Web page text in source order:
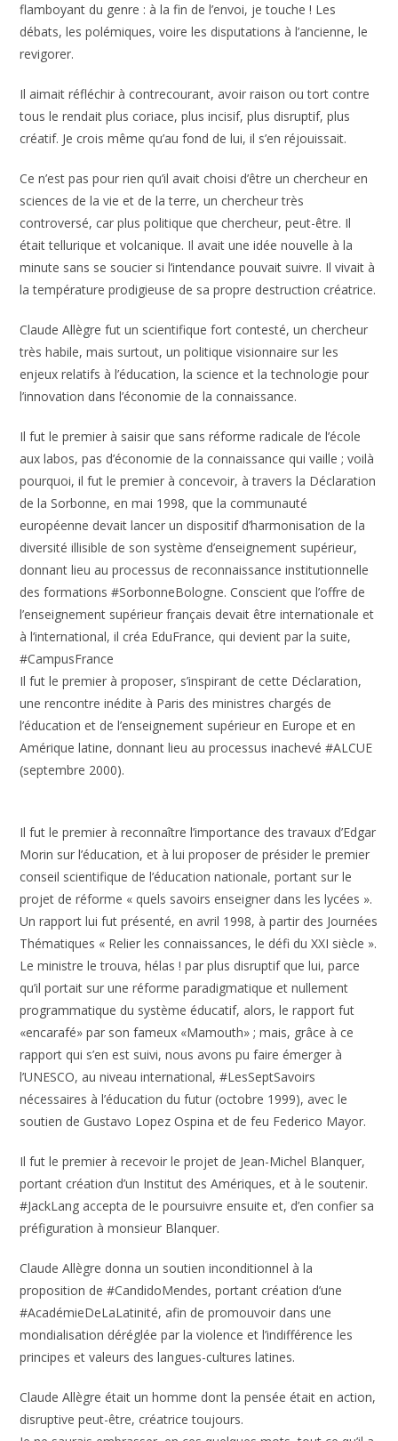
flamboyant du genre : à la fin de l’envoi, je touche ! Les
débats, les polémiques, voire les disputations à l’ancienne, le
revigorer.
Il aimait réfléchir à contrecourant, avoir raison ou tort contre
tous le rendait plus coriace, plus incisif, plus disruptif, plus
créatif. Je crois même qu’au fond de lui, il s’en réjouissait.
Ce n’est pas pour rien qu’il avait choisi d’être un chercheur en
sciences de la vie et de la terre, un chercheur très
controversé, car plus politique que chercheur, peut-être. Il
était tellurique et volcanique. Il avait une idée nouvelle à la
minute sans se soucier si l’intendance pouvait suivre. Il vivait à
la température prodigieuse de sa propre destruction créatrice.
Claude Allègre fut un scientifique fort contesté, un chercheur
très habile, mais surtout, un politique visionnaire sur les
enjeux relatifs à l’éducation, la science et la technologie pour
l’innovation dans l’économie de la connaissance.
Il fut le premier à saisir que sans réforme radicale de l’école
aux labos, pas d’économie de la connaissance qui vaille ; voilà
pourquoi, il fut le premier à concevoir, à travers la Déclaration
de la Sorbonne, en mai 1998, que la communauté
européenne devait lancer un dispositif d’harmonisation de la
diversité illisible de son système d’enseignement supérieur,
donnant lieu au processus de reconnaissance institutionnelle
des formations #SorbonneBologne. Conscient que l’offre de
l’enseignement supérieur français devait être internationale et
à l’international, il créa EduFrance, qui devient par la suite,
#CampusFrance
Il fut le premier à proposer, s’inspirant de cette Déclaration,
une rencontre inédite à Paris des ministres chargés de
l’éducation et de l’enseignement supérieur en Europe et en
Amérique latine, donnant lieu au processus inachevé #ALCUE
(septembre 2000).
Il fut le premier à reconnaître l’importance des travaux d’Edgar
Morin sur l’éducation, et à lui proposer de présider le premier
conseil scientifique de l’éducation nationale, portant sur le
projet de réforme « quels savoirs enseigner dans les lycées ».
Un rapport lui fut présenté, en avril 1998, à partir des Journées
Thématiques « Relier les connaissances, le défi du XXI siècle ».
Le ministre le trouva, hélas ! par plus disruptif que lui, parce
qu’il portait sur une réforme paradigmatique et nullement
programmatique du système éducatif, alors, le rapport fut
«encarafé» par son fameux «Mamouth» ; mais, grâce à ce
rapport qui s’en est suivi, nous avons pu faire émerger à
l’UNESCO, au niveau international, #LesSeptSavoirs
nécessaires à l’éducation du futur (octobre 1999), avec le
soutien de Gustavo Lopez Ospina et de feu Federico Mayor.
Il fut le premier à recevoir le projet de Jean-Michel Blanquer,
portant création d’un Institut des Amériques, et à le soutenir.
#JackLang accepta de le poursuivre ensuite et, d’en confier sa
préfiguration à monsieur Blanquer.
Claude Allègre donna un soutien inconditionnel à la
proposition de #CandidoMendes, portant création d’une
#AcadémieDeLaLatinité, afin de promouvoir dans une
mondialisation déréglée par la violence et l’indifférence les
principes et valeurs des langues-cultures latines.
Claude Allègre était un homme dont la pensée était en action,
disruptive peut-être, créatrice toujours.